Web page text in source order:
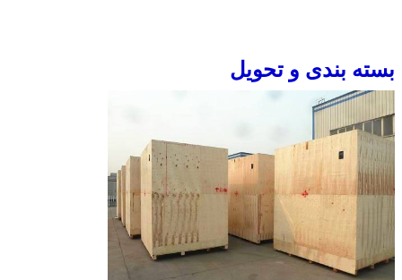
بسته بندی و تحویل